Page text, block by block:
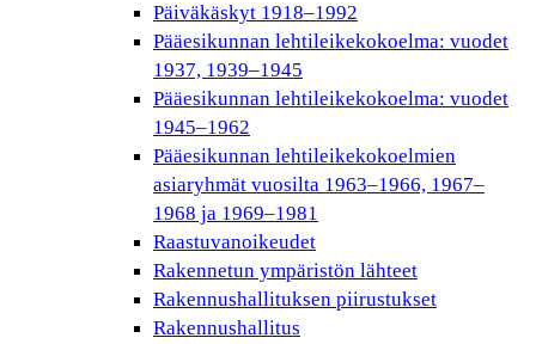
Päiväkäskyt 1918–1992
Pääesikunnan lehtileikekokoelma: vuodet
1937, 1939–1945
Pääesikunnan lehtileikekokoelma: vuodet
1945–1962
Pääesikunnan lehtileikekokoelmien
asiaryhmät vuosilta 1963–1966, 1967–
1968 ja 1969–1981
Raastuvanoikeudet
Rakennetun ympäristön lähteet
Rakennushallituksen piirustukset
Rakennushallitus